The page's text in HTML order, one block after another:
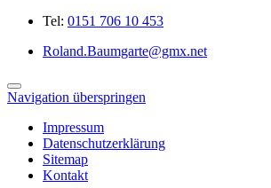
Tel: 0151 706 10 453
Roland.Baumgarte@gmx.net
Navigation überspringen
Impressum
Datenschutzerklärung
Sitemap
Kontakt